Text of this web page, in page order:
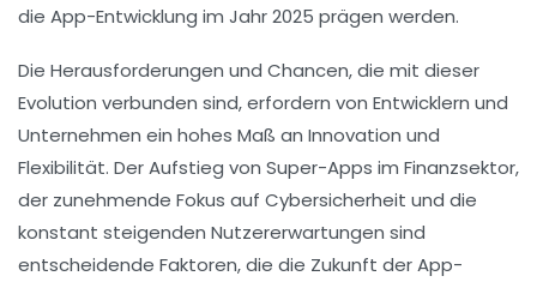
die App-Entwicklung im Jahr 2025 prägen werden.
Die Herausforderungen und Chancen, die mit dieser
Evolution verbunden sind, erfordern von Entwicklern und
Unternehmen ein hohes Maß an Innovation und
Flexibilität. Der Aufstieg von Super-Apps im Finanzsektor,
der zunehmende Fokus auf Cybersicherheit und die
konstant steigenden Nutzererwartungen sind
entscheidende Faktoren, die die Zukunft der App-